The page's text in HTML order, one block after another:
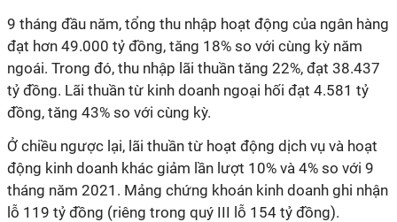
9 tháng đầu năm, tổng thu nhập hoạt động của ngân hàng
đạt hơn 49.000 tỷ đồng, tăng 18% so với cùng kỳ năm
ngoái. Trong đó, thu nhập lãi thuần tăng 22%, đạt 38.437
tỷ đồng. Lãi thuần từ kinh doanh ngoại hối đạt 4.581 tỷ
đồng, tăng 43% so với cùng kỳ.
Ở chiều ngược lại, lãi thuần từ hoạt động dịch vụ và hoạt
động kinh doanh khác giảm lần lượt 10% và 4% so với 9
tháng năm 2021. Mảng chứng khoán kinh doanh ghi nhận
lỗ 119 tỷ đồng (riêng trong quý III lỗ 154 tỷ đồng).